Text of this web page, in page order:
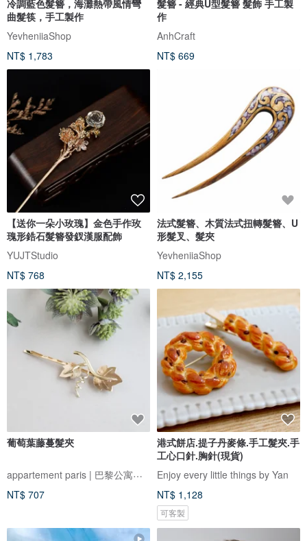
冷調藍色髮簪，海灘熱帶風情彎
曲髮筷，手工製作
YevheniiaShop
NT$ 1,783
髮簪 - 經典U型髮簪 髮飾 手工製
作
AnhCraft
NT$ 669
【送你一朵小玫瑰】金色手作玫
瑰形鋯石髮簪發釵漢服配飾
YUJTStudio
NT$ 768
法式髮簪、木質法式扭轉髮簪、U
形髮叉、髮夾
YevheniiaShop
NT$ 2,155
葡萄葉藤蔓髮夾
appartement paris | 巴黎公寓手作飾品
NT$ 707
港式餅店.提子丹麥條.手工髮夾.手
工心口針.胸針(現貨)
Enjoy every little things by Yan
NT$ 1,128
可客製